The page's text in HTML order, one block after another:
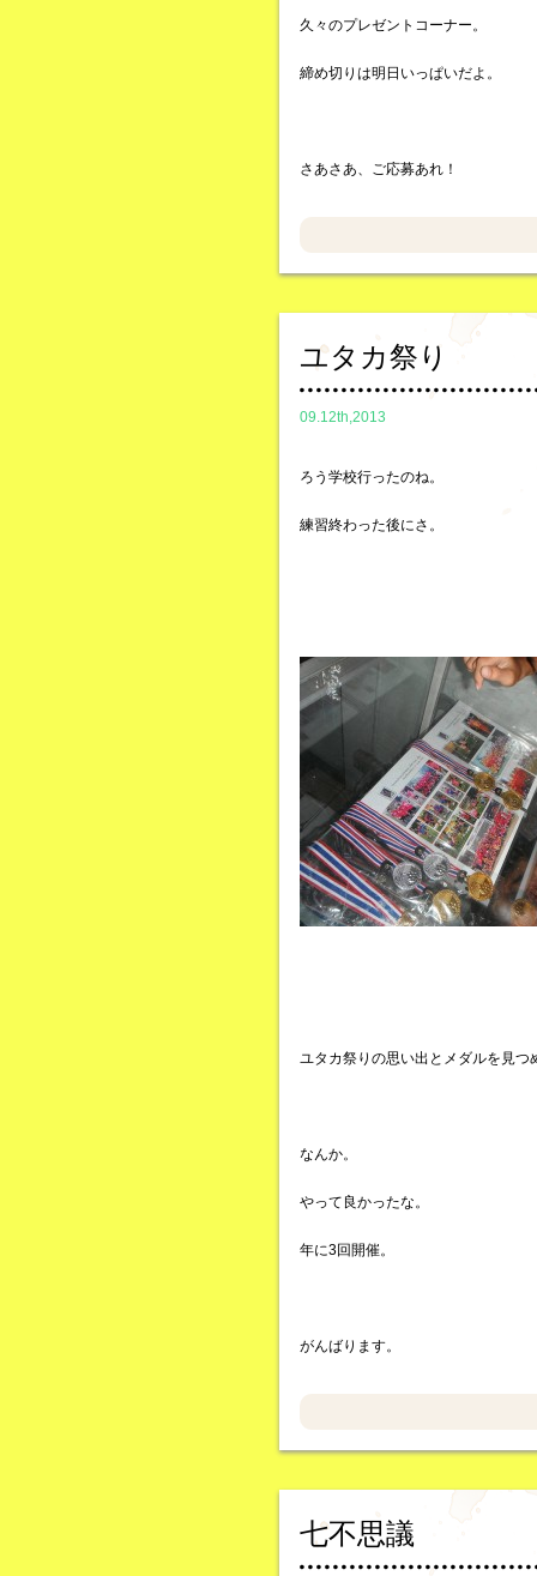
久々のプレゼントコーナー。
締め切りは明日いっぱいだよ。
さあさあ、ご応募あれ！
ユタカ祭り
09.12th,2013
ろう学校行ったのね。
練習終わった後にさ。
ユタカ祭りの思い出とメダルを見つ
なんか。
やって良かったな。
年に3回開催。
がんばります。
七不思議